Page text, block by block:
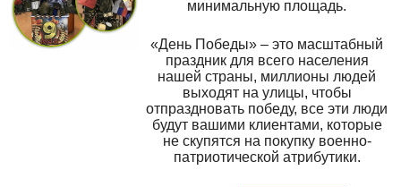
минимальную площадь.
«День Победы» – это масштабный
праздник для всего населения
нашей страны, миллионы людей
выходят на улицы, чтобы
отпраздновать победу, все эти люди
будут вашими клиентами, которые
не скупятся на покупку военно-
патриотической атрибутики.